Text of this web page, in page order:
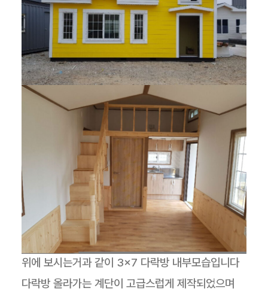
위에 보시는거과 같이 3×7 다락방 내부모습입니다
다락방 올라가는 계단이 고급스럽게 제작되었으며